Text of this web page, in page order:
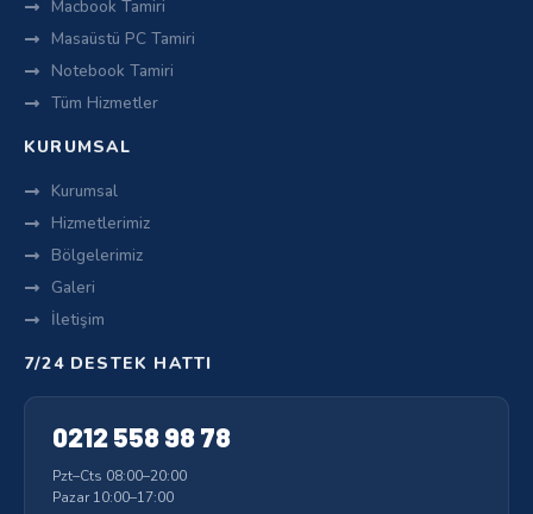
Macbook Tamiri
Masaüstü PC Tamiri
Notebook Tamiri
Tüm Hizmetler
KURUMSAL
Kurumsal
Hizmetlerimiz
Bölgelerimiz
Galeri
İletişim
7/24 DESTEK HATTI
0212 558 98 78
Pzt–Cts 08:00–20:00
Pazar 10:00–17:00